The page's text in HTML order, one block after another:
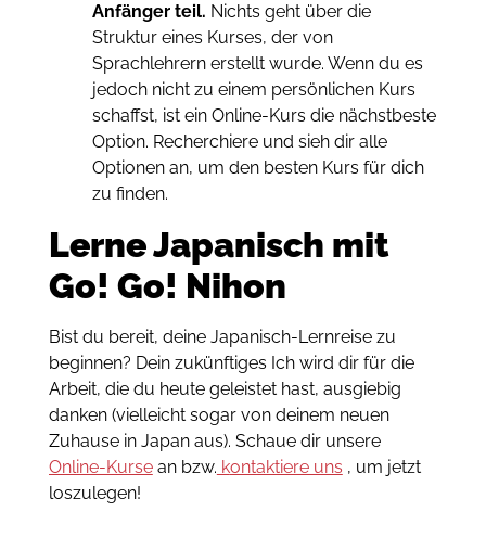
Anfänger teil. Nichts geht über die
Struktur eines Kurses, der von
Sprachlehrern erstellt wurde. Wenn du es
jedoch nicht zu einem persönlichen Kurs
schaffst, ist ein Online-Kurs die nächstbeste
Option. Recherchiere und sieh dir alle
Optionen an, um den besten Kurs für dich
zu finden.
Lerne Japanisch mit
Go! Go! Nihon
Bist du bereit, deine Japanisch-Lernreise zu
beginnen? Dein zukünftiges Ich wird dir für die
Arbeit, die du heute geleistet hast, ausgiebig
danken (vielleicht sogar von deinem neuen
Zuhause in Japan aus). Schaue dir unsere
Online-Kursean bzw. kontaktiere uns , um jetzt
loszulegen!